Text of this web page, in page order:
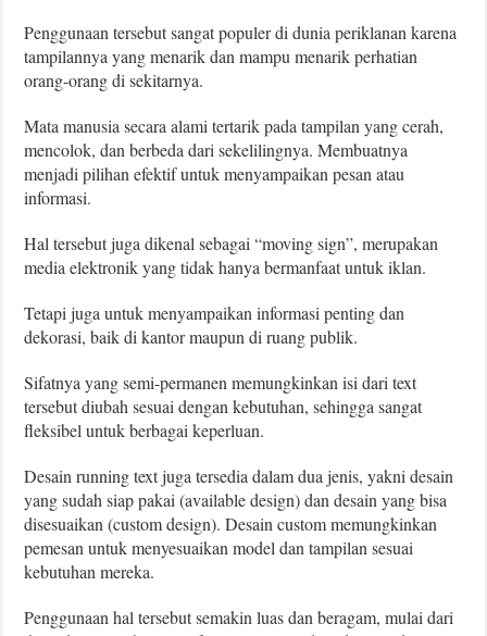
Penggunaan tersebut sangat populer di dunia periklanan karena
tampilannya yang menarik dan mampu menarik perhatian
orang-orang di sekitarnya.
Mata manusia secara alami tertarik pada tampilan yang cerah,
mencolok, dan berbeda dari sekelilingnya. Membuatnya
menjadi pilihan efektif untuk menyampaikan pesan atau
informasi.
Hal tersebut juga dikenal sebagai “moving sign”, merupakan
media elektronik yang tidak hanya bermanfaat untuk iklan.
Tetapi juga untuk menyampaikan informasi penting dan
dekorasi, baik di kantor maupun di ruang publik.
Sifatnya yang semi-permanen memungkinkan isi dari text
tersebut diubah sesuai dengan kebutuhan, sehingga sangat
fleksibel untuk berbagai keperluan.
Desain running text juga tersedia dalam dua jenis, yakni desain
yang sudah siap pakai (available design) dan desain yang bisa
disesuaikan (custom design). Desain custom memungkinkan
pemesan untuk menyesuaikan model dan tampilan sesuai
kebutuhan mereka.
Penggunaan hal tersebut semakin luas dan beragam, mulai dari